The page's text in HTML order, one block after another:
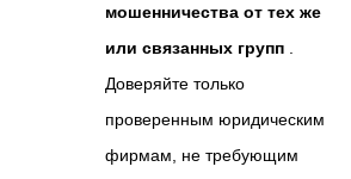
мошенничества от тех же
или связанных групп
Доверяйте только
проверенным юридическим
фирмам, не требующим